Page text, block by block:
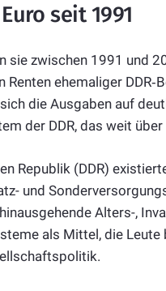
seit 1991
sie zwischen 1991 und
ehemaliger
die Ausgaben auf
der DDR, das weit
Republik (DDR)
und
Alters-,
als Mittel, die